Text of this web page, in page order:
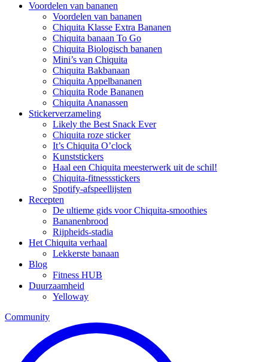
Voordelen van bananen
Voordelen van bananen
Chiquita Klasse Extra Bananen
Chiquita banaan To Go
Chiquita Biologisch bananen
Mini’s van Chiquita
Chiquita Bakbanaan
Chiquita Appelbananen
Chiquita Rode Bananen
Chiquita Ananassen
Stickerverzameling
Likely the Best Snack Ever
Chiquita roze sticker
It’s Chiquita O’clock
Kunststickers
Haal een Chiquita meesterwerk uit de schil!
Chiquita-fitnessstickers
Spotify-afspeellijsten
Recepten
De ultieme gids voor Chiquita-smoothies
Bananenbrood
Rijpheids-stadia
Het Chiquita verhaal
Lekkerste banaan
Blog
Fitness HUB
Duurzaamheid
Yelloway
Community